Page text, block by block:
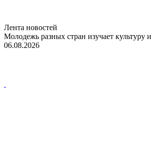
Лента новостей
Молодежь разных стран изучает культуру
06.08.2026